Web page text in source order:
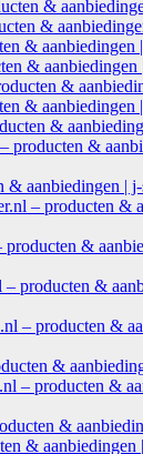
&
&
& aanbiedingen
& aanbiedingen
&
& aanbiedingen
&
producten &
aanbiedingen |
– producten &
&
producten &
– producten &
&
– producten &
&
& aanbiedingen